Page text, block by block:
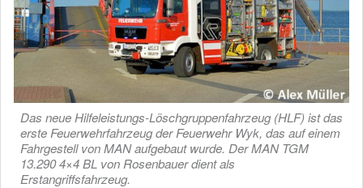
Das neue Hilfeleistungs-Löschgruppenfahrzeug (HLF) ist das
erste Feuerwehrfahrzeug der Feuerwehr Wyk, das auf einem
Fahrgestell von MAN aufgebaut wurde. Der MAN TGM
13.290 4×4 BL von Rosenbauer dient als
Erstangriffsfahrzeug.